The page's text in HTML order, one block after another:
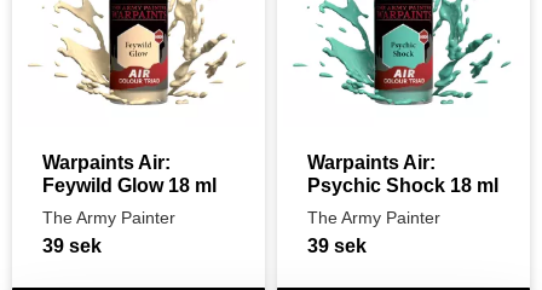
Warpaints Air:
Feywild Glow 18 ml
The Army Painter
39 sek
Warpaints Air:
Psychic Shock 18 ml
The Army Painter
39 sek